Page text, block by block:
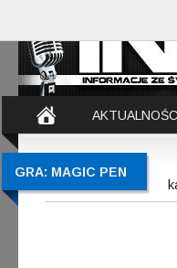
GRA: MAGIC PEN